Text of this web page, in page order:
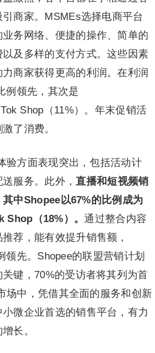
商家。MSMEs选择电商平台
务网络、便捷的操作、简单的
及多样的支付方式。这些因素
商家获得更高的利润。在利润
例领先，其次是
Shop（11%）。年末促销活
了消费。
验方面表现突出，包括活动计
服务。此外，直播和短视频销
中Shopee以67%的比例成为
Shop（18%）。通过整合内容
荐，能有效提升销售额，
领先。Shopee的联盟营销计划
键，70%的受访者将其列为首
场中，凭借其全面的服务和创新
微企业首选的销售平台，有力
长。